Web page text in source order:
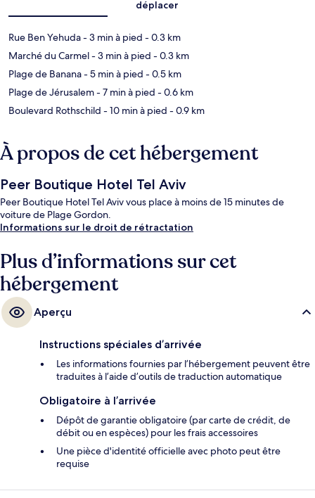
déplacer
Rue Ben Yehuda- 3 min à pied - 0.3 km
Marché du Carmel- 3 min à pied - 0.3 km
Plage de Banana- 5 min à pied - 0.5 km
Plage de Jérusalem- 7 min à pied - 0.6 km
Boulevard Rothschild - 10 min à pied - 0.9 km
À propos de cet hébergement
Peer Boutique Hotel Tel Aviv
Peer Boutique Hotel Tel Aviv vous place à moins de 15 minutes de
voiture de Plage Gordon.
Informations sur le droit de rétractation
Plus d’informations sur cet
hébergement
Aperçu
Instructions spéciales d’arrivée
Les informations fournies par l’hébergement peuvent être
traduites à l’aide d’outils de traduction automatique
Obligatoire à l’arrivée
Dépôt de garantie obligatoire (par carte de crédit, de
débit ou en espèces) pour les frais accessoires
Une pièce d'identité officielle avec photo peut être
requise